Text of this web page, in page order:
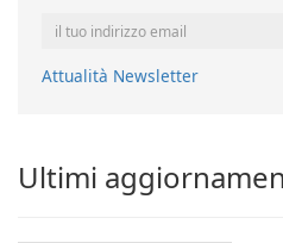
Attualità Newsletter
Ultimi